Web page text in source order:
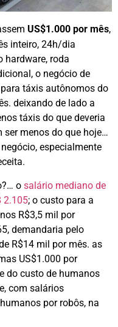
US$1.000 por mês,
inteiro, 24h/dia
hardware, roda
o negócio de
táxis autônomos do
deixando de lado a
táxis do que deveria
ser menos do que hoje…
especialmente
o salário mediano de
2.105; o custo para a
R$3,5 mil por
demandaria pelo
R$14 mil por mês. as
US$1.000 por
do custo de humanos
com salários
por robôs, na